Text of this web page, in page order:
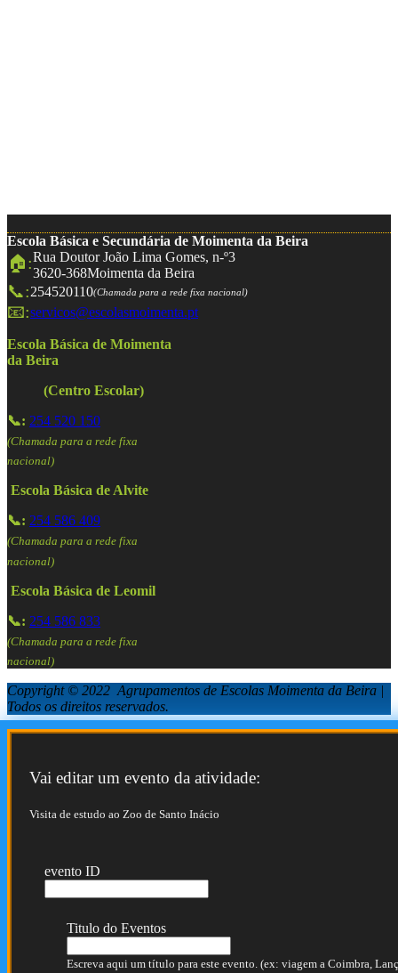
Escola Básica e Secundária de Moimenta da Beira
🏠:Rua Doutor João Lima Gomes, n-º3
3620-368Moimenta da Beira
📞:254520110(Chamada para a rede fixa nacional)
📧:servicos@escolasmoimenta.pt
Escola Básica de Moimenta
da Beira
(Centro Escolar)
📞: 254 520 150
(Chamada para a rede fixa
nacional)
Escola Básica de Alvite
📞: 254 586 409
(Chamada para a rede fixa
nacional)
Escola Básica de Leomil
📞: 254 586 833
(Chamada para a rede fixa
nacional)
Copyright © 2022 Agrupamentos de Escolas Moimenta da Beira |
Todos os direitos reservados.
Vai editar um evento da atividade:
Visita de estudo ao Zoo de Santo Inácio
evento ID
Titulo do Eventos
Escreva aqui um título para este evento. (ex: viagem a Coimbra,